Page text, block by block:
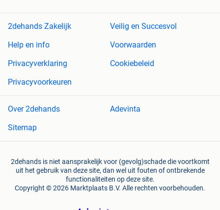
2dehands Zakelijk
Veilig en Succesvol
Help en info
Voorwaarden
Privacyverklaring
Cookiebeleid
Privacyvoorkeuren
Over 2dehands
Adevinta
Sitemap
2dehands is niet aansprakelijk voor (gevolg)schade die voortkomt
uit het gebruik van deze site, dan wel uit fouten of ontbrekende
functionaliteiten op deze site.
Copyright © 2026 Marktplaats B.V. Alle rechten voorbehouden.